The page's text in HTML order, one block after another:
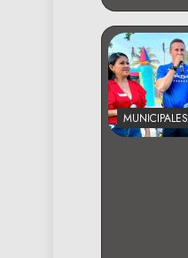
MUNICIPALES